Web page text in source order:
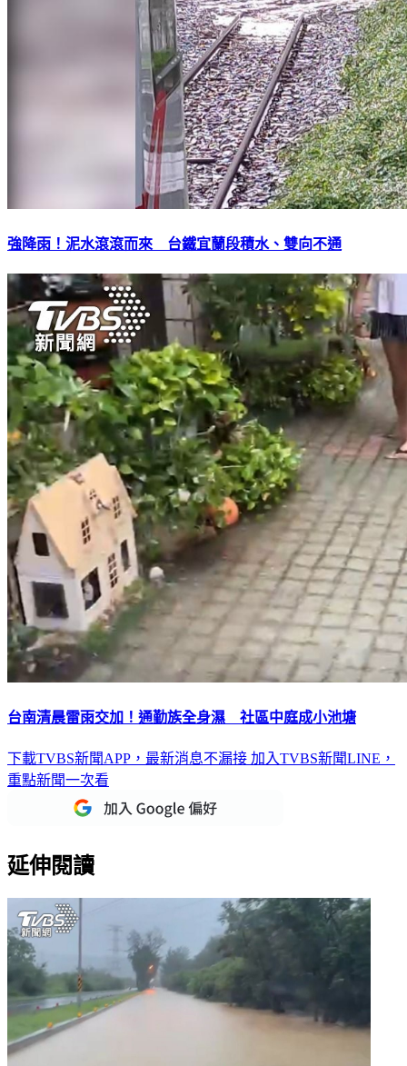
強降雨！泥水滾滾而來 台鐵宜蘭段積水、雙向不通
台南清晨雷雨交加！通勤族全身濕 社區中庭成小池塘
下載TVBS新聞APP，最新消息不漏接 加入TVBS新聞LINE，
重點新聞一次看
延伸閱讀